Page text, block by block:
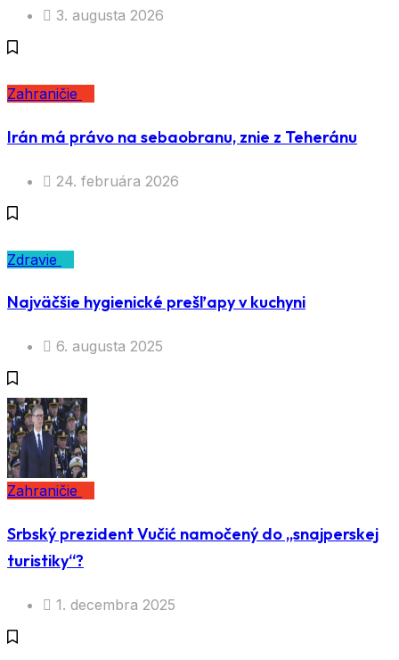
3. augusta 2026
Zahraničie
Irán má právo na sebaobranu, znie z Teheránu
24. februára 2026
Zdravie
Najväčšie hygienické prešľapy v kuchyni
6. augusta 2025
Zahraničie
Srbský prezident Vučić namočený do „snajperskej
turistiky“?
1. decembra 2025